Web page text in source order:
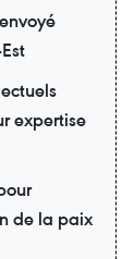
expertise
de la paix